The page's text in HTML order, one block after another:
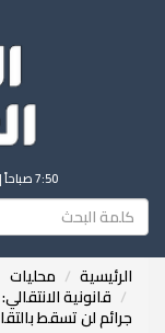
7:50 صباحاً
الرئيسية محليات
قانونية
جرائم لن تسقط